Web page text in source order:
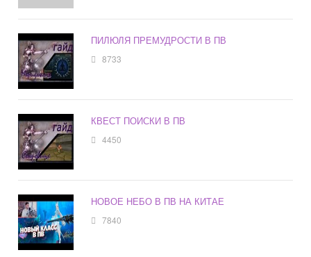
ПИЛЮЛЯ ПРЕМУДРОСТИ В ПВ
8733
КВЕСТ ПОИСКИ В ПВ
4450
НОВОЕ НЕБО В ПВ НА КИТАЕ
7840